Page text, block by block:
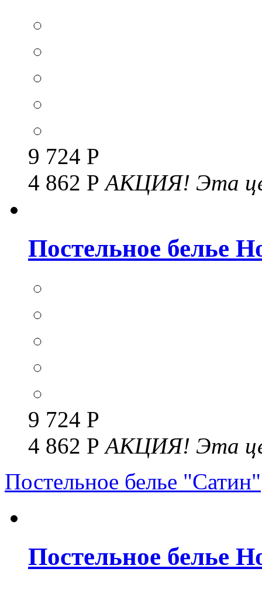
9 724 Р
4 862 РАКЦИЯ! Эта
Постельное белье
9 724 Р
4 862 РАКЦИЯ! Эта
Постельное белье "Сатин"
Постельное белье